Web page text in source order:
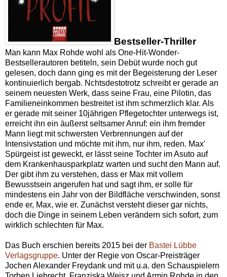
Bestseller-Thriller
Man kann Max Rohde wohl als One-Hit-Wonder-
Bestsellerautoren betiteln, sein Debüt wurde noch gut
gelesen, doch dann ging es mit der Begeisterung der Leser
kontinuierlich bergab. Nchtsdestotrotz schreibt er gerade an
seinem neuesten Werk, dass seine Frau, eine Pilotin, das
Familieneinkommen bestreitet ist ihm schmerzlich klar. Als
er gerade mit seiner 10jährigen Pflegetochter unterwegs ist,
erreicht ihn ein äußerst seltsamer Anruf: ein ihm fremder
Mann liegt mit schwersten Verbrennungen auf der
Intensivstation und möchte mit ihm, nur ihm, reden. Max'
Spürgeist ist geweckt, er lässt seine Tochter im Asuto auf
dem Krankenhausparkplatz warten und sucht den Mann auf.
Der gibt ihm zu verstehen, dass er Max mit vollem
Bewusstsein angerufen hat und sagt ihm, er solle für
mindestens ein Jahr von der Bildfläche verschwinden, sonst
ende er, Max, wie er. Zunächst versteht dieser gar nichts,
doch die Dinge in seinem Leben verändern sich sofort, zum
wirklich schlechten für Max.
Das Buch erschien bereits 2015 bei der Bastei Lübbe
Verlagsgruppe. Unter der Regie von Oscar-Preisträger
Jochen Alexander Freydank und mit u.a. den Schauspielern